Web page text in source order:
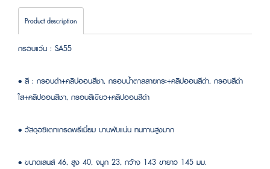
Product description
กรอบแว่น : SA55
• สี : กรอบดำ+คลิปออนสีชา, กรอบน้ำตาลลายกระ+คลิปออนสีดำ, กรอบสีดำ
ใส+คลิปออนสีชา, กรอบสีเขียว+คลิปออนสีดำ
• วัสดุอซิเตทเกรดพรีเมี่ยม บานพับแน่น ทนทานสูงมาก
• ขนาดเลนส์ 46, สูง 40, จมูก 23, กว้าง 143 ขายาว 145 มม.